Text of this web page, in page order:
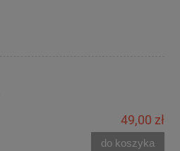
49,00 zł
do koszyka